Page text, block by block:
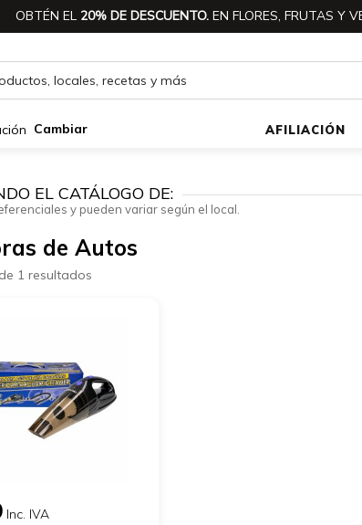
OBTÉN EL 20% DE DESCUENTO. EN FLORES, FRUTAS Y
Cambiar AFILIACIÓN
EL CATÁLOGO DE:
y pueden variar según el local.
de Autos
1 resultados
Inc. IVA